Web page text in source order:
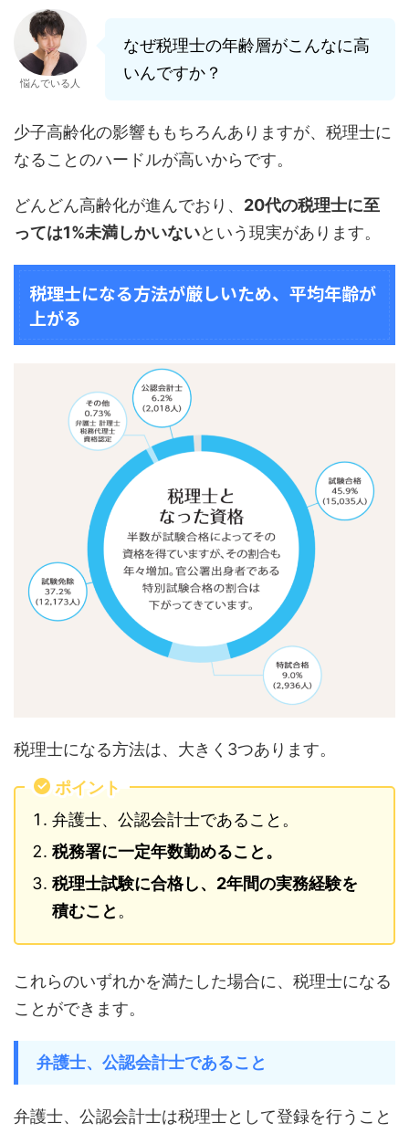
悩んでいる人
なぜ税理士の年齢層がこんなに高
いんですか？
少子高齢化の影響ももちろんありますが、税理士に
なることのハードルが高いからです。
どんどん高齢化が進んでおり、 20代の税理士に至
っては1%未満しかいないという現実があります。
税理士になる方法が厳しいため、平均年齢が
上がる
税理士になる方法は、大きく3つあります。
ポイント
弁護士、公認会計士であること。
税務署に一定年数勤めること。
税理士試験に合格し、2年間の実務経験を
積むこと。
これらのいずれかを満たした場合に、税理士になる
ことができます。
弁護士、公認会計士であること
弁護士、公認会計士は税理士として登録を行うこと